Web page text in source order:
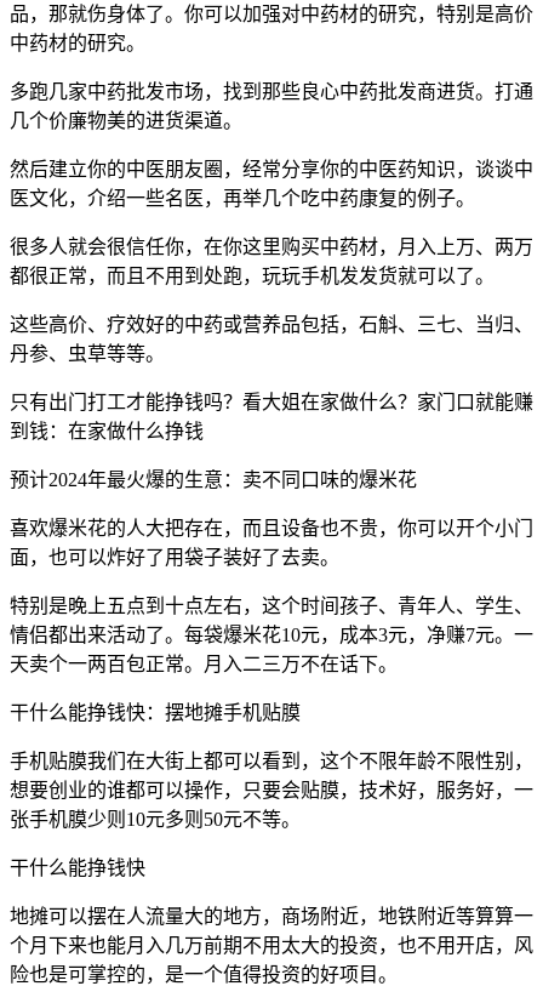
品，那就伤身体了。你可以加强对中药材的研究，特别是高价
中药材的研究。
多跑几家中药批发市场，找到那些良心中药批发商进货。打通
几个价廉物美的进货渠道。
然后建立你的中医朋友圈，经常分享你的中医药知识，谈谈中
医文化，介绍一些名医，再举几个吃中药康复的例子。
很多人就会很信任你，在你这里购买中药材，月入上万、两万
都很正常，而且不用到处跑，玩玩手机发发货就可以了。
这些高价、疗效好的中药或营养品包括，石斛、三七、当归、
丹参、虫草等等。
只有出门打工才能挣钱吗？看大姐在家做什么？家门口就能赚
到钱：在家做什么挣钱
预计2024年最火爆的生意：卖不同口味的爆米花
喜欢爆米花的人大把存在，而且设备也不贵，你可以开个小门
面，也可以炸好了用袋子装好了去卖。
特别是晚上五点到十点左右，这个时间孩子、青年人、学生、
情侣都出来活动了。每袋爆米花10元，成本3元，净赚7元。一
天卖个一两百包正常。月入二三万不在话下。
干什么能挣钱快：摆地摊手机贴膜
手机贴膜我们在大街上都可以看到，这个不限年龄不限性别，
想要创业的谁都可以操作，只要会贴膜，技术好，服务好，一
张手机膜少则10元多则50元不等。
干什么能挣钱快
地摊可以摆在人流量大的地方，商场附近，地铁附近等算算一
个月下来也能月入几万前期不用太大的投资，也不用开店，风
险也是可掌控的，是一个值得投资的好项目。